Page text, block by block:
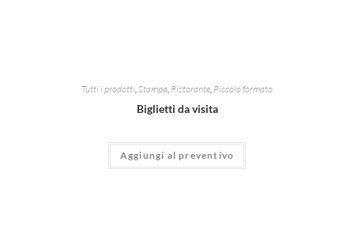
Tutti i prodotti,Stampa, Ristorante, Piccolo formato
Biglietti da visita
Aggiungi al preventivo